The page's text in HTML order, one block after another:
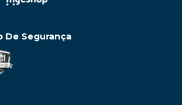
De Segurança